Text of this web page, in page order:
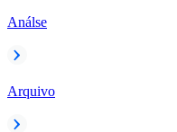
Análse
Arquivo